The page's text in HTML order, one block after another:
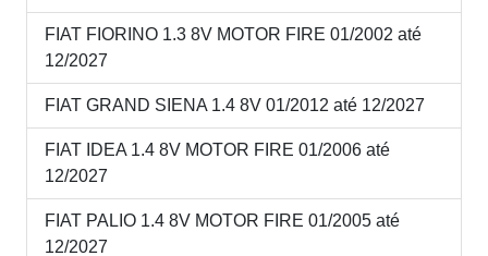
FIAT FIORINO 1.3 8V MOTOR FIRE 01/2002 até
12/2027
FIAT GRAND SIENA 1.4 8V 01/2012 até 12/2027
FIAT IDEA 1.4 8V MOTOR FIRE 01/2006 até
12/2027
FIAT PALIO 1.4 8V MOTOR FIRE 01/2005 até
12/2027